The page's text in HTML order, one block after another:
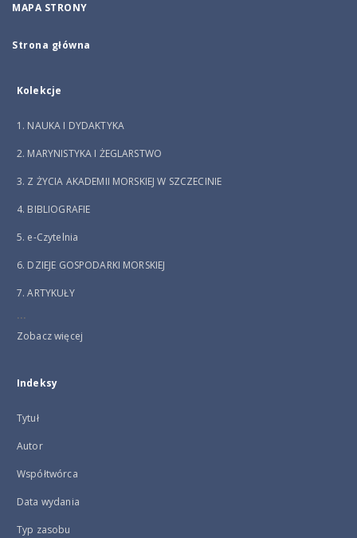
MAPA STRONY
Strona główna
Kolekcje
1. NAUKA I DYDAKTYKA
2. MARYNISTYKA I ŻEGLARSTWO
3. Z ŻYCIA AKADEMII MORSKIEJ W SZCZECINIE
4. BIBLIOGRAFIE
5. e-Czytelnia
6. DZIEJE GOSPODARKI MORSKIEJ
7. ARTYKUŁY
...
Zobacz więcej
Indeksy
Tytuł
Autor
Współtwórca
Data wydania
Typ zasobu